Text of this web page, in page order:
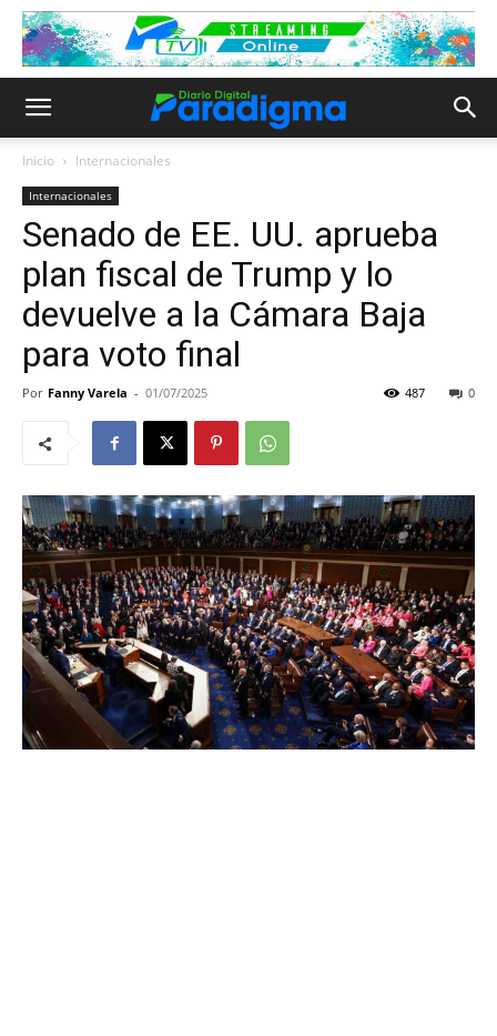
Inicio Internacionales
Internacionales
Senado de EE. UU. aprueba
plan fiscal de Trump y lo
devuelve a la Cámara Baja
para voto final
Por Fanny Varela - 01/07/2025 0
487